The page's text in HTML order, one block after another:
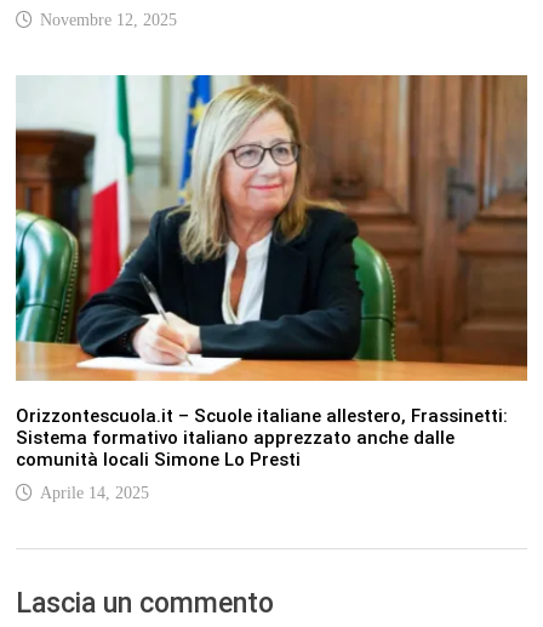
Novembre 12, 2025
Orizzontescuola.it – Scuole italiane allestero, Frassinetti:
Sistema formativo italiano apprezzato anche dalle
comunità locali Simone Lo Presti
Aprile 14, 2025
Lascia un commento